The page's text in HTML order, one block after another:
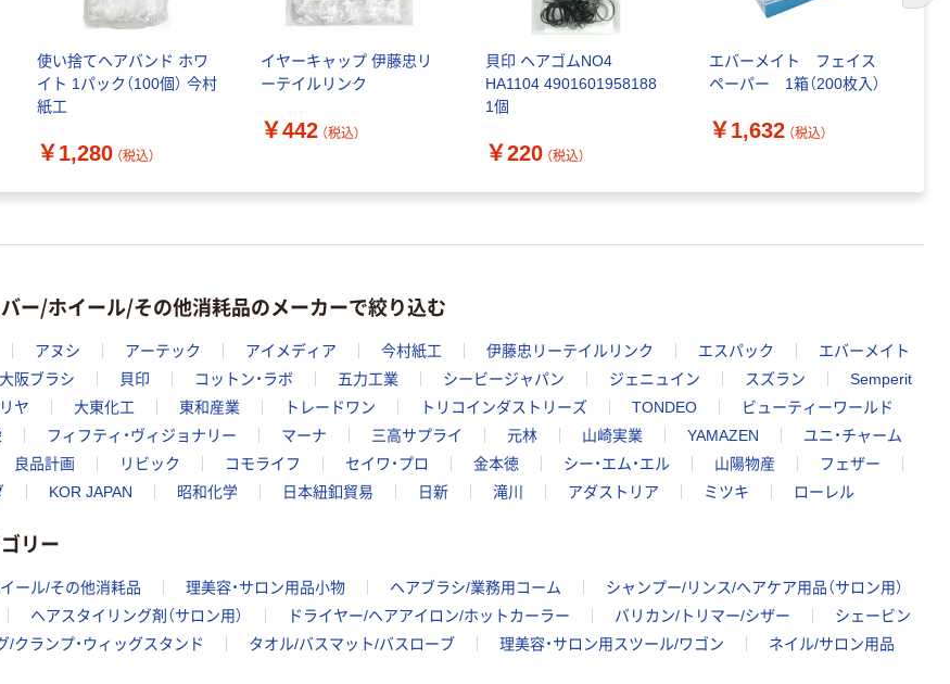
使い捨てヘアバンド ホワ
イト 1パック（100個） 今村
紙工
￥1,280 （税込）
イヤーキャップ 伊藤忠リ
ーテイルリンク
￥442 （税込）
貝印 ヘアゴムNO4
HA1104 4901601958188
1個
￥220 （税込）
エバーメイト フェイス
ペーパー 1箱（200枚入）
￥1,632 （税込）
ー/ホイール/その他消耗品のメーカーで絞り込む
アヌシ アーテック アイメディア 今村紙工 伊藤忠リーテイルリンク エスパック
エバーメイト
大阪ブラシ 貝印 コットン・ラボ 五力工業 シービージャパン ジェニュイン スズラン
Semperit
ヤ 大東化工 東和産業 トレードワン トリコインダストリーズ TONDEO
ビューティーワールド
フィフティ・ヴィジョナリー マーナ 三高サプライ 元林 山崎実業 YAMAZEN
ユニ・チャーム
良品計画 リビック コモライフ セイワ・プロ 金本徳 シー・エム・エル 山陽物産
フェザー
KOR JAPAN 昭和化学 日本紐釦貿易 日新 滝川 アダストリア ミツキ ローレル
リー
ール/その他消耗品 理美容・サロン用品小物 ヘアブラシ/業務用コーム
シャンプー/リンス/ヘアケア用品（サロン用）
ヘアスタイリング剤（サロン用） ドライヤー/ヘアアイロン/ホットカーラー バリカン/トリマー/シザー
シェービン
/クランプ・ウィッグスタンド タオル/バスマット/バスローブ 理美容・サロン用スツール/ワゴン ネイル/サロン用品